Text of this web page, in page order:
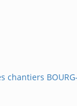
chantiers